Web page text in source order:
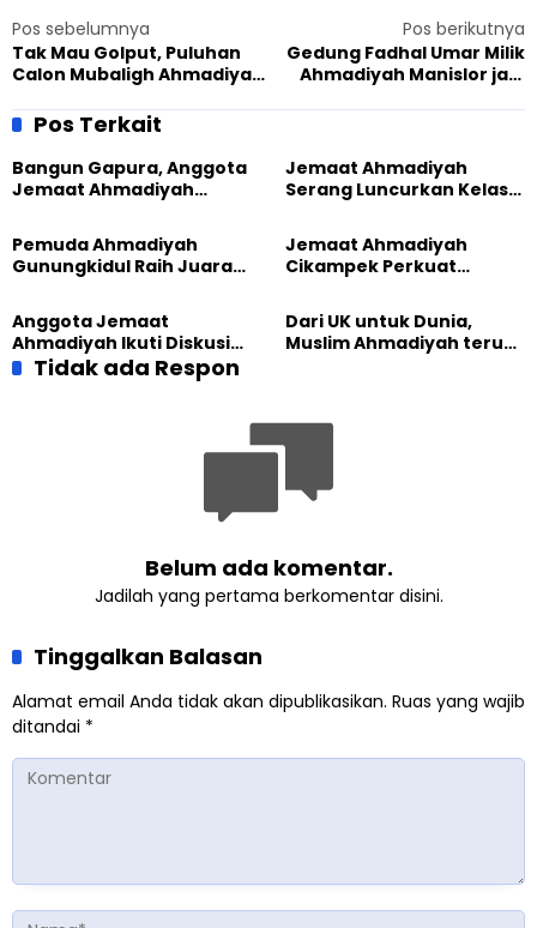
Pos sebelumnya
Tak Mau Golput, Puluhan
Calon Mubaligh Ahmadiyah
Pos berikutnya
Gedung Fadhal Umar Milik
Ahmadiyah Manislor jadi
Suara
Pos Terkait
Bangun Gapura, Anggota
Jemaat Ahmadiyah
Sambut HUT RI ke-81
Jemaat Ahmadiyah
Serang Luncurkan Kelas
Generasi Unggul
Pemuda Ahmadiyah
Gunungkidul Raih Juara
Jemaat Ahmadiyah
Cikampek Perkuat
Lewat Pengajian
Gabungan
Anggota Jemaat
Ahmadiyah Ikuti Diskusi
Pluralisme di Yogyakarta
Dari UK untuk Dunia,
Muslim Ahmadiyah terus
Tidak ada Respon
Belum ada komentar.
Jadilah yang pertama berkomentar disini.
Tinggalkan Balasan
Alamat email Anda tidak akan dipublikasikan. Ruas yang wajib
ditandai *